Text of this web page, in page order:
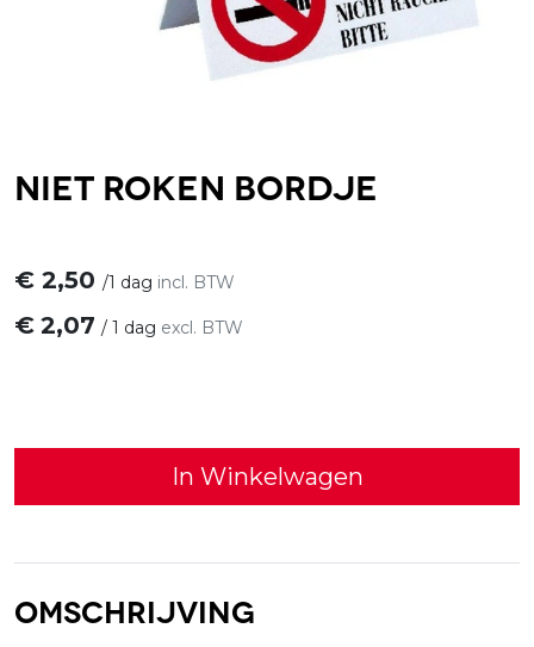
Niet roken bordje
€ 2,50 /1 dag incl. BTW
€ 2,07 / 1 dag excl. BTW
In Winkelwagen
Omschrijving